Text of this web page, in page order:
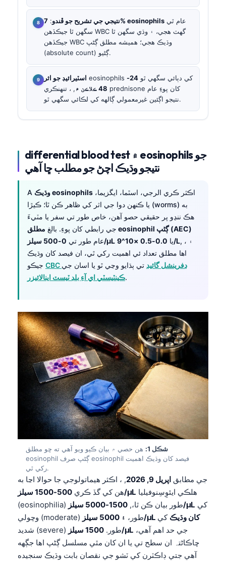
نتيجي جي تشريح جو ڦندو: 7% eosinophils
سگهن ٿا جيڪڏهن WBC گهٽ هجي، ۽ وڌي سگهن ٿا
جيڪڏهن WBC وڌيڪ هجي؛ هميشه مطلق ڳڻپ
(absolute count) ڳڻيو.
اسٽيرائيڊ جو اثر eosinophils کي دٻائي سگهي ٿو
24-
48 ڪلاڪن ۾
, ، تنهنڪري prednisone کان پوءِ عام
نتيجو اڳئين غيرمعمولي ڳالهه کي لڪائي سگهي ٿو.
differential blood test ۾ eosinophils جو
نتيجو وڌيڪ اچڻ جو مطلب ڇا آهي
A وڌيڪ eosinophils
يا ڪنهن دوا جي اثر کي ظاهر ڪن ٿا؛ ڪيڙا (worms) به
هڪ ننڍو پر حقيقي حصو آهن، خاص طور تي سفر يا مٽيءَ
جي رابطي کان پوءِ. بالغ
مطلق eosinophil ڳڻپ (AEC)
عام طور تي0-500 سيلز/µL يا0.0-0.5 ×10^9/L, ، ۽
اها مطلق تعداد ئي اهميت رکي ٿي، ان فيصد کان وڌيڪ
CBC ڊفرينشل گائيڊ تي ٻڌايو وڃي ٿو يا اسان جي
ڪينٽيسٽي اي آءِ بلڊ ٽيسٽ اينالائيزر.
شڪل 1:
هن حصي ۾ بيان ڪيو ويو آهي ته ڇو مطلق
eosinophil ڳڻپ صرف eosinophil فيصد کان وڌيڪ اهميت
رکي ٿي.
جي مطابق اپريل 9, 2026
, ، اڪثر هيماتولوجي جا حوالا اڃا به
هن کي گڏ ڪري500-1500 سيلز/µL
(eosinophilia) طور بيان ڪن ٿا،,1500-5000 سيلز/µL
وچولي (moderate) طور،
۽ 5000 سيلز/µL کان وڌيڪ کي
شديد (severe) طور.1500 سيلز/µL
ڇاڪاڻ⁠تہ ان سطح تي يا ان کان مٿي مسلسل ڳڻپ اها جڳهه
آهي جتي ڊاڪٽرن کي ٽشو جي نقصان بابت وڌيڪ سنجيده